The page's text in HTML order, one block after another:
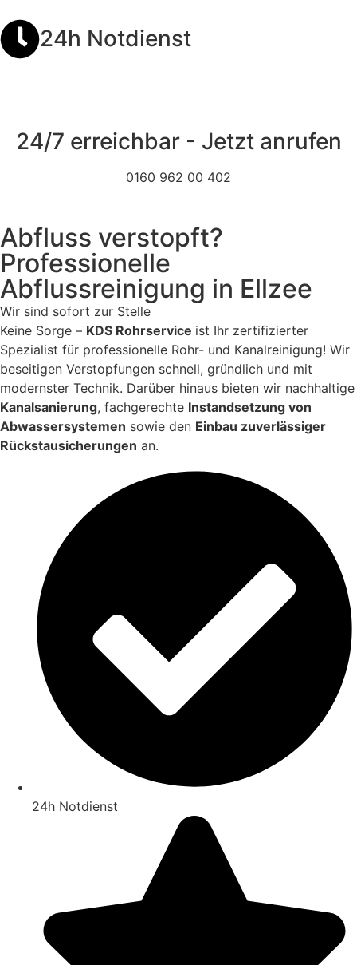
24h Notdienst
24/7 erreichbar - Jetzt anrufen
0160 962 00 402
Abfluss verstopft?
Professionelle
Abflussreinigung in Ellzee
Wir sind sofort zur Stelle
Keine Sorge – KDS Rohrservice ist Ihr zertifizierter
Spezialist für professionelle Rohr- und Kanalreinigung! Wir
beseitigen Verstopfungen schnell, gründlich und mit
modernster Technik. Darüber hinaus bieten wir nachhaltige
Kanalsanierung, fachgerechte Instandsetzung von
Abwassersystemen sowie den Einbau zuverlässiger
Rückstausicherungen an.
24h Notdienst